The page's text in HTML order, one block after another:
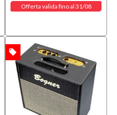
Offerta valida fino al 31/08
local_offer